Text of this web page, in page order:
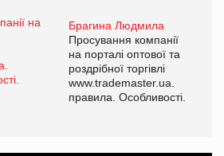
Брагина Людмила
Просування компанії
на порталі оптової та
роздрібної торгівлі
www.trademaster.ua.
правила. Особливості.